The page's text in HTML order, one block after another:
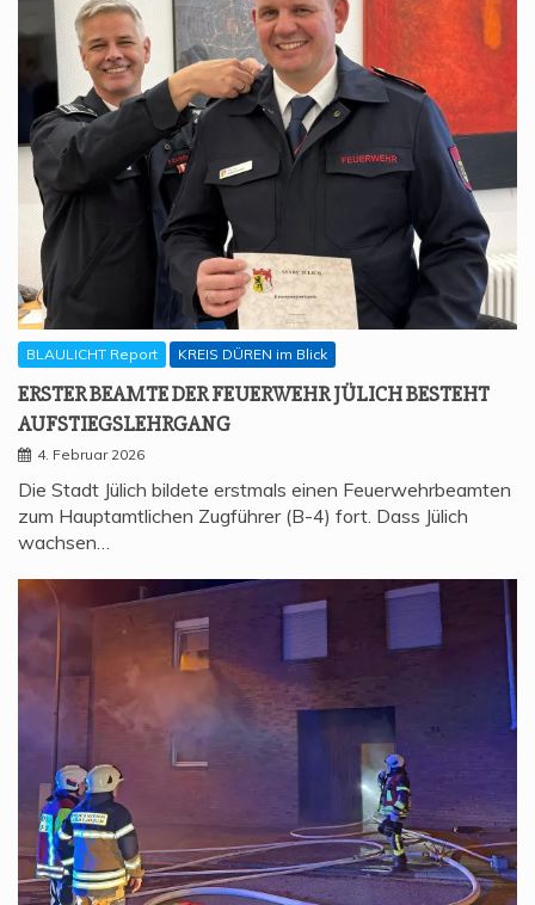
BLAULICHT Report KREIS DÜREN im Blick
ERS­TER BEAM­TE DER FEU­ER­WEHR JÜLICH BESTEHT
AUFSTIEGSLEHRGANG
4. Februar 2026
Die Stadt Jülich bildete erstmals einen Feuerwehrbeamten
zum Hauptamtlichen Zugführer (B-4) fort. Dass Jülich
wachsen…